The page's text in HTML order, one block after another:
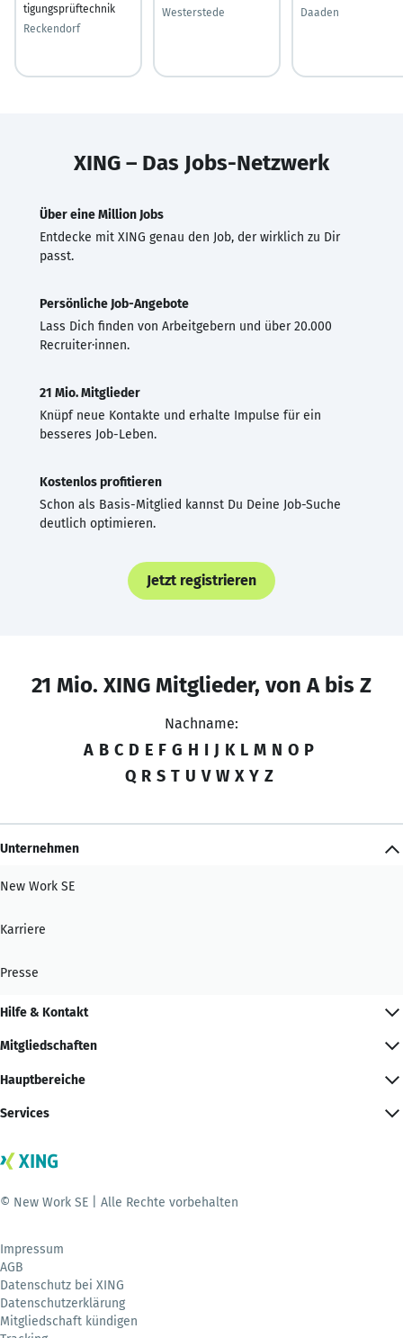
tigungsprüftechnik
Reckendorf
Westerstede
Daaden
XING – Das Jobs-Netzwerk
Über eine Million Jobs
Entdecke mit XING genau den Job, der wirklich zu Dir
passt.
Persönliche Job-Angebote
Lass Dich finden von Arbeitgebern und über 20.000
Recruiter·innen.
21 Mio. Mitglieder
Knüpf neue Kontakte und erhalte Impulse für ein
besseres Job-Leben.
Kostenlos profitieren
Schon als Basis-Mitglied kannst Du Deine Job-Suche
deutlich optimieren.
Jetzt registrieren
21 Mio. XING Mitglieder, von A bis Z
Nachname:
A B C D E F G H I J K L M N O P
Q R S T U V W X Y Z
Unternehmen
New Work SE
Karriere
Presse
Hilfe & Kontakt
Mitgliedschaften
Hauptbereiche
Services
© New Work SE | Alle Rechte vorbehalten
Impressum
AGB
Datenschutz bei XING
Datenschutzerklärung
Mitgliedschaft kündigen